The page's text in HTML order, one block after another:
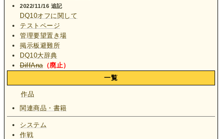
2022/11/16 追記
DQ10オフに関して
テストページ
管理要望置き場
掲示板避難所
DQ10大辞典
DiffAna（廃止）
一覧
作品
関連商品・書籍
システム
作戦